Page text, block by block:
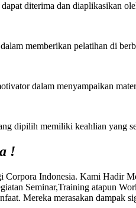
diterima dan diaplikasikan
memberikan pelatihan di
dalam menyampaikan
dipilih memiliki keahlian yang
!
Indonesia. Kami Hadir
Seminar,Training atapun
Mereka merasakan dampak